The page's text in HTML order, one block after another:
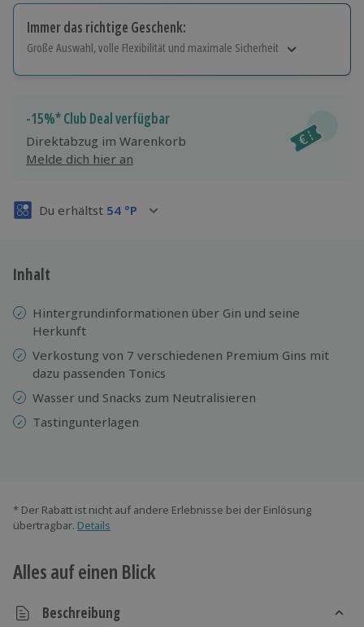
Immer das richtige Geschenk:
Große Auswahl, volle Flexibilität und maximale Sicherheit
Jeder Gutschein für alle Erlebnisse einlösbar.
Maximale Sicherheit
3 Jahre gültig & verlängerbar.
-15%* Club Deal verfügbar
Direktabzug im Warenkorb
Melde dich hier an
Du erhältst 54 °P
Inhalt
Hintergrundinformationen über Gin und seine
Herkunft
Verkostung von 7 verschiedenen Premium Gins mit
dazu passenden Tonics
Wasser und Snacks zum Neutralisieren
Tastingunterlagen
* Der Rabatt ist nicht auf andere Erlebnisse bei der Einlösung
übertragbar. Details
Alles auf einen Blick
Beschreibung